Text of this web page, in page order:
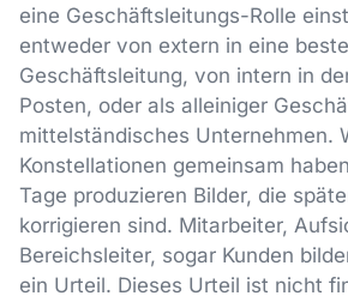
eine Geschäftsleitungs-Rolle
entweder von extern in eine
Geschäftsleitung, von intern in
Posten, oder als alleiniger
mittelständisches Unternehmen.
Konstellationen gemeinsam
Tage produzieren Bilder, die
korrigieren sind. Mitarbeiter,
Bereichsleiter, sogar Kunden
ein Urteil. Dieses Urteil ist nicht